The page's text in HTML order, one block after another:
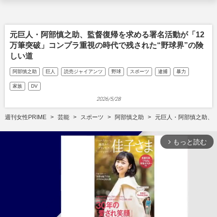
元巨人・阿部慎之助、監督復帰を求める署名活動が「12
万筆突破」コンプラ重視の時代で残された“野球界”の険
しい道
阿部慎之助 巨人 読売ジャイアンツ 野球 スポーツ 逮捕 暴力
家族 DV
2026/5/28
週刊女性PRIME 芸能 スポーツ 阿部慎之助 元巨人・阿部慎之助、
arrow_forward_ios もっと読む